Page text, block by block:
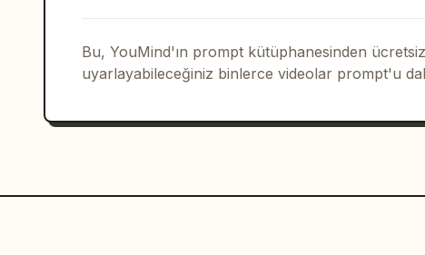
Bu, YouMind'ın prompt kütüphanesinden
uyarlayabileceğiniz binlerce videolar prompt'u